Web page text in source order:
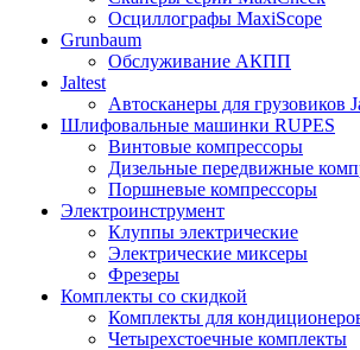
Осциллографы MaxiScope
Grunbaum
Обслуживание АКПП
Jaltest
Автосканеры для грузовиков
Шлифовальные машинки RUPES
Винтовые компрессоры
Дизельные передвижные
Поршневые компрессоры
Электроинструмент
Клуппы электрические
Электрические миксеры
Фрезеры
Комплекты со скидкой
Комплекты для
Четырехстоечные комплекты